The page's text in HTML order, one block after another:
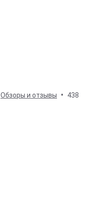
Обзоры и отзывы
438